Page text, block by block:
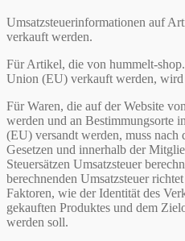
Umsatzsteuerinformationen auf
verkauft werden.
Für Artikel, die von hummelt-
Union (EU) verkauft werden, wird
Für Waren, die auf der Website
werden und an Bestimmungsorte
(EU) versandt werden, muss nach
Gesetzen und innerhalb der
Steuersätzen Umsatzsteuer
berechnenden Umsatzsteuer
Faktoren, wie der Identität des
gekauften Produktes und dem
werden soll.